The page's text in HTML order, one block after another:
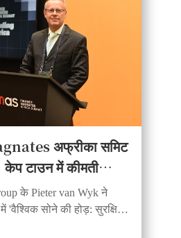
अफ्रीका समिट
टाउन में कीमती
आकर्षण बना
के Pieter van Wyk ने
सोने की होड़: सुरक्षित
पर वैश्विक विश्लेषकों के